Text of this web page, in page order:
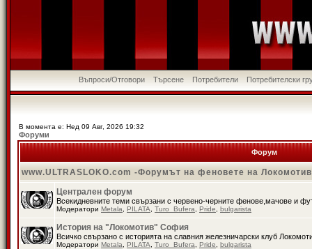
Въпроси/Отговори Търсене Потребители Потребителски
В момента е: Нед 09 Авг, 2026 19:32
Форуми
Форум
www.ULTRASLOKO.com -Форумът на феновете на
Централен форум
Всекидневните теми свързани с червено-черните фенове,мачове и
Модератори Metala PILATA Turo_Bufera Pride bulgarista
История на "Локомотив" София
Всичко свързано с историята на славния железничарски клуб
Модератори Metala PILATA Turo_Bufera Pride bulgarista